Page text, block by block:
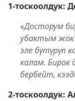
1-тоскоолдук:
«Досторум
убактым жок
эле бүтүрүп
калам. Бирок
бербейт,
2-тоскоолдук: